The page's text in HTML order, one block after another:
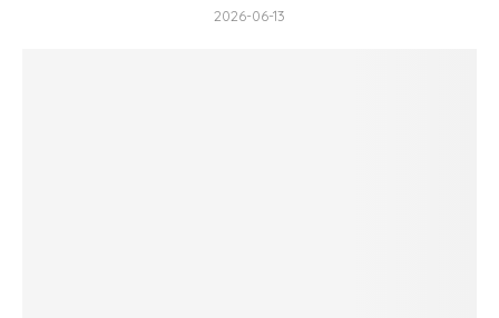
2026-06-13